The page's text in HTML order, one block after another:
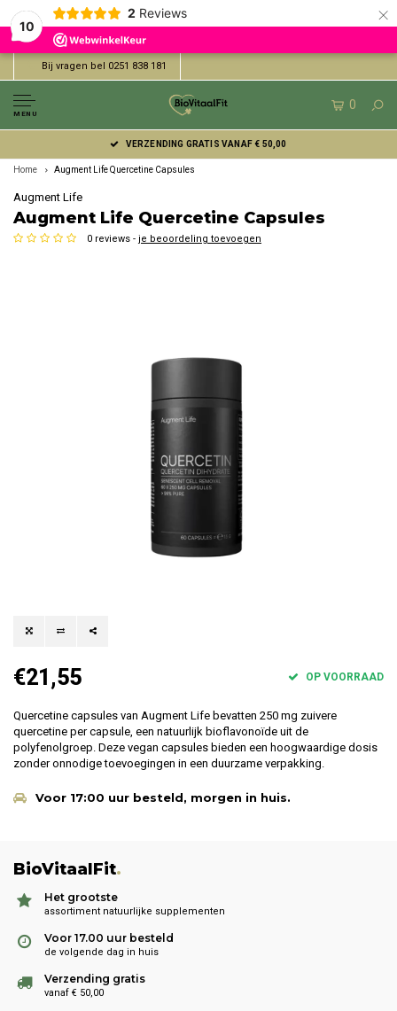
10
2 Reviews ×
Bij vragen bel 0251 838 181
MENU
0
VERZENDING GRATIS VANAF € 50,00
Home Augment Life Quercetine Capsules
Augment Life
Augment Life Quercetine Capsules
0 reviews - je beoordeling toevoegen
€21,55 OP VOORRAAD
Quercetine capsules van Augment Life bevatten 250 mg zuivere
quercetine per capsule, een natuurlijk bioflavonoïde uit de
polyfenolgroep. Deze vegan capsules bieden een hoogwaardige dosis
zonder onnodige toevoegingen in een duurzame verpakking.
Voor 17:00 uur besteld, morgen in huis.
BioVitaalFit.
Het grootste
assortiment natuurlijke supplementen
Voor 17.00 uur besteld
de volgende dag in huis
Verzending gratis
vanaf € 50,00